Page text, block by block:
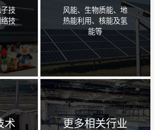
技
技
风能、生物质能、地
热能利用、核能及氢
能等
术 更多相关行业